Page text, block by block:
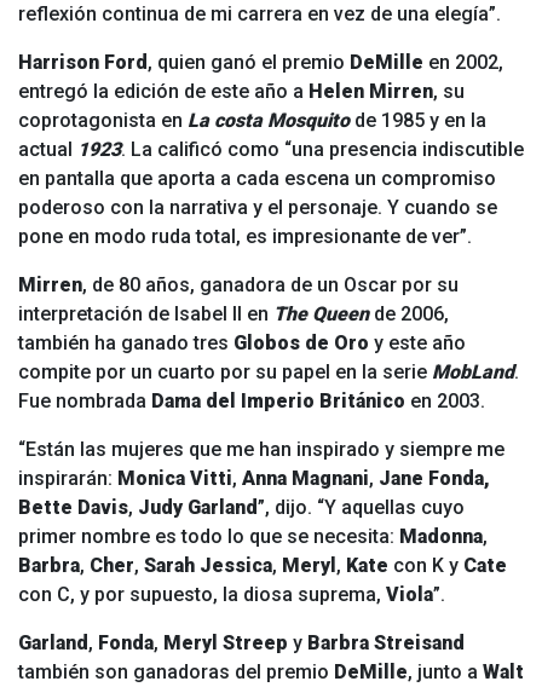
reflexión continua de mi carrera en vez de una elegía”.
Harrison Ford , quien ganó el premio DeMille en 2002,
entregó la edición de este año a Helen Mirren, su
coprotagonista en La costa Mosquitode 1985 y en la
actual 1923. La calificó como “una presencia indiscutible
en pantalla que aporta a cada escena un compromiso
poderoso con la narrativa y el personaje. Y cuando se
pone en modo ruda total, es impresionante de ver”.
Mirren, de 80 años, ganadora de un Oscar por su
interpretación de Isabel II en The Queende 2006,
también ha ganado tres Globos de Oro y este año
compite por un cuarto por su papel en la serie MobLand.
Fue nombrada Dama del Imperio Británico en 2003.
“Están las mujeres que me han inspirado y siempre me
inspirarán: Monica Vitti, Anna Magnani, Jane Fonda,
Bette Davis, Judy Garland”, dijo. “Y aquellas cuyo
primer nombre es todo lo que se necesita: Madonna,
Barbra, Cher, Sarah Jessica, Meryl , Kate con K y Cate
con C, y por supuesto, la diosa suprema, Viola”.
Garland , Fonda, Meryl Streep y Barbra Streisand
también son ganadoras del premio DeMille, junto a Walt